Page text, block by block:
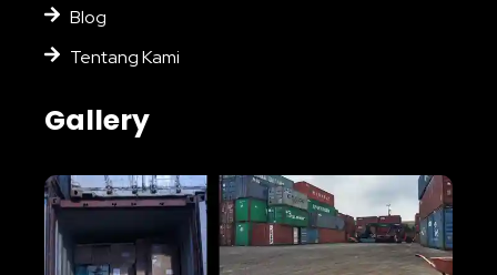
Blog
Tentang Kami
Gallery